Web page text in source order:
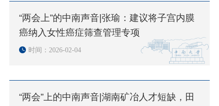
“两会上”的中南声音|张瑜：建议将子宫内膜
癌纳入女性癌症筛查管理专项
时间：2026-02-04
“两会”上的中南声音|湖南矿冶人才短缺，田